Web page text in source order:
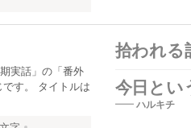
拾われる
今日とい
ハルキチ
実話」の「番外
す。 タイトルは